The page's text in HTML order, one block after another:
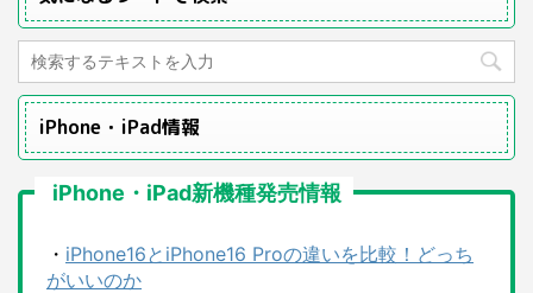
iPhone・iPad情報
iPhone・iPad新機種発売情報
・ iPhone16とiPhone16 Proの違いを比較！どっち
がいいのか